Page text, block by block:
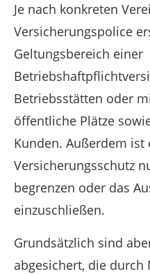
Je nach konkreten
Versicherungspolice
Geltungsbereich einer
Betriebsstätten oder
öffentliche Plätze
Kunden. Außerdem ist
Versicherungsschutz
begrenzen oder das
einzuschließen.
Grundsätzlich sind
abgesichert, die